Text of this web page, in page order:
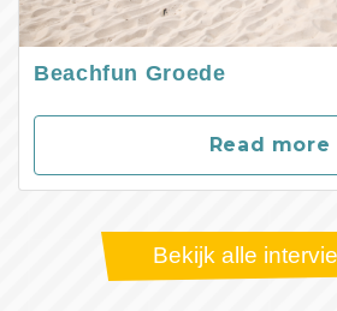
Beachfun Groede
Read more
Bekijk alle